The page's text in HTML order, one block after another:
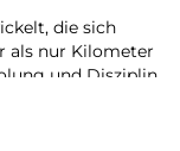
die sich
als nur Kilometer
und Disziplin,